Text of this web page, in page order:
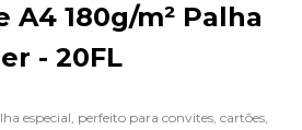
A4 180g/m² Palha
- 20FL
especial, perfeito para convites, cartões,